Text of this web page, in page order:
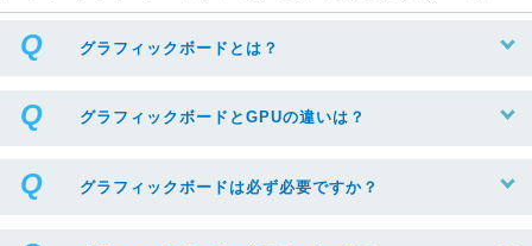
グラフィックボードとは？
グラフィックボードとGPUの違いは？
グラフィックボードは必ず必要ですか？